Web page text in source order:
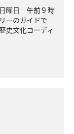
曜日 午前９時
ーのガイドで
史文化コーディ